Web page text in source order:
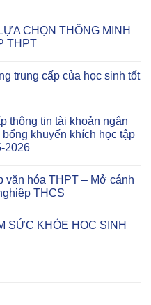
CHỌN THÔNG MINH
THPT
trung cấp của học sinh tốt
thông tin tài khoản ngân
khuyến khích học tập
2026
văn hóa THPT – Mở cánh
THCS
SỨC KHỎE HỌC SINH